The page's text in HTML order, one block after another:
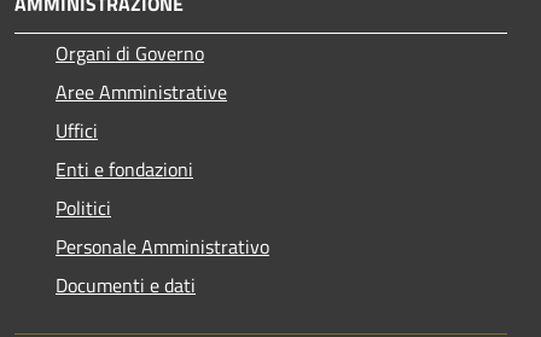
Organi di Governo
Aree Amministrative
Uffici
Enti e fondazioni
Politici
Personale Amministrativo
Documenti e dati